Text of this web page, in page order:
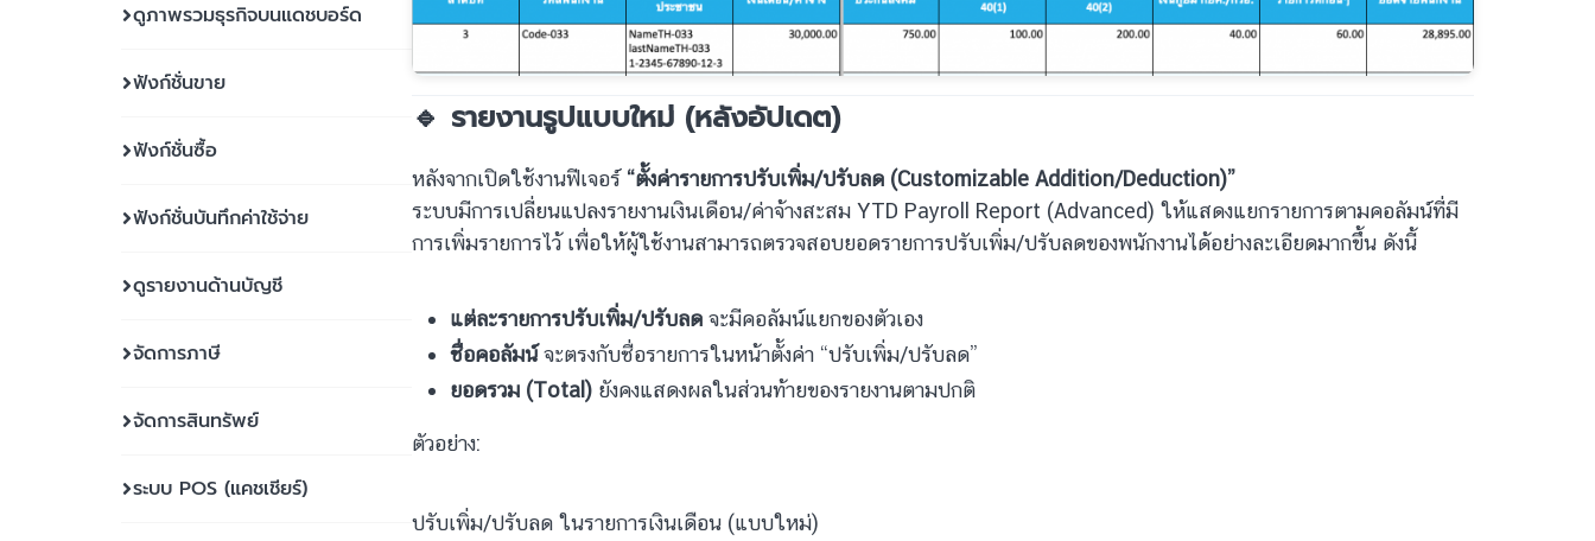
ดูภาพรวมธุรกิจบนแดชบอร์ด
ฟังก์ชั่นขาย
ฟังก์ชั่นซื้อ
ฟังก์ชั่นบันทึกค่าใช้จ่าย
ดูรายงานด้านบัญชี
จัดการภาษี
จัดการสินทรัพย์
ระบบ POS (แคชเชียร์)
🔹 รายงานรูปแบบใหม่ (หลังอัปเดต)
หลังจากเปิดใช้งานฟีเจอร์ “ตั้งค่ารายการปรับเพิ่ม/ปรับลด (Customizable Addition/Deduction)”
ระบบมีการเปลี่ยนแปลงรายงานเงินเดือน/ค่าจ้างสะสม YTD Payroll Report (Advanced) ให้แสดงแยกรายการตามคอลัมน์ที่มี
การเพิ่มรายการไว้ เพื่อให้ผู้ใช้งานสามารถตรวจสอบยอดรายการปรับเพิ่ม/ปรับลดของพนักงานได้อย่างละเอียดมากขึ้น ดังนี้
แต่ละรายการปรับเพิ่ม/ปรับลด จะมีคอลัมน์แยกของตัวเอง
ชื่อคอลัมน์จะตรงกับชื่อรายการในหน้าตั้งค่า “ปรับเพิ่ม/ปรับลด”
ยอดรวม (Total) ยังคงแสดงผลในส่วนท้ายของรายงานตามปกติ
ตัวอย่าง:
ปรับเพิ่ม/ปรับลด ในรายการเงินเดือน (แบบใหม่)